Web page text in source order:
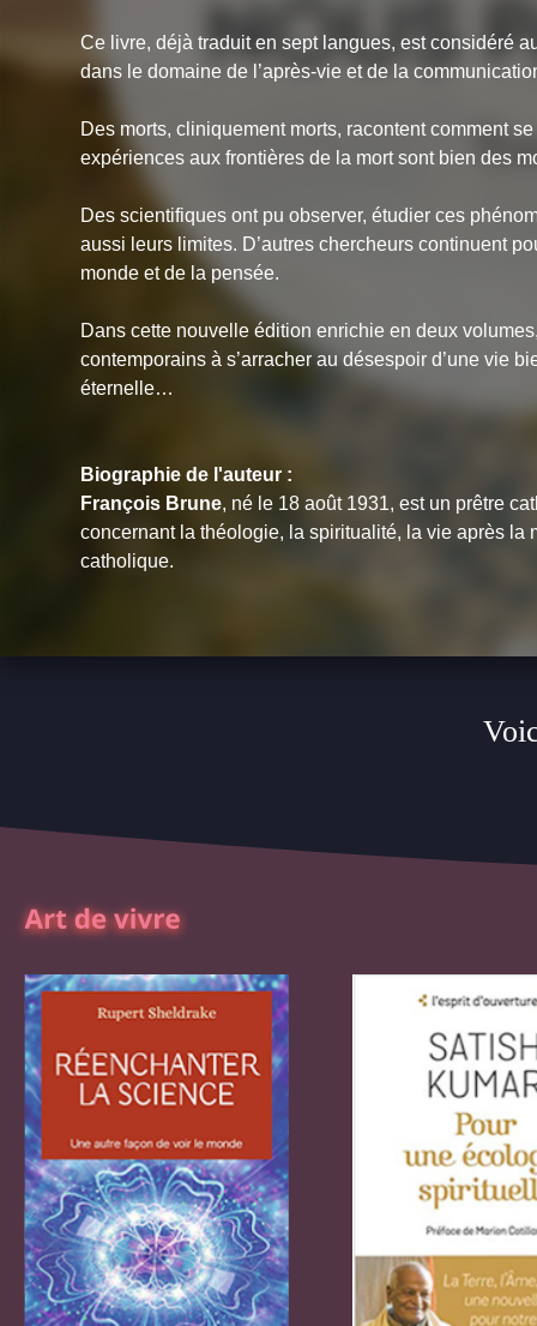
Ce livre, déjà traduit en sept langues, est considéré
dans le domaine de l’après-vie et de la
Des morts, cliniquement morts, racontent comment
expériences aux frontières de la mort sont bien des
Des scientifiques ont pu observer, étudier ces
aussi leurs limites. D’autres chercheurs continuent
monde et de la pensée.
Dans cette nouvelle édition enrichie en deux
contemporains à s’arracher au désespoir d’une vie
éternelle…
Biographie de l'auteur :
François Brune, né le 18 août 1931, est un prêtre
concernant la théologie, la spiritualité, la vie après la
catholique.